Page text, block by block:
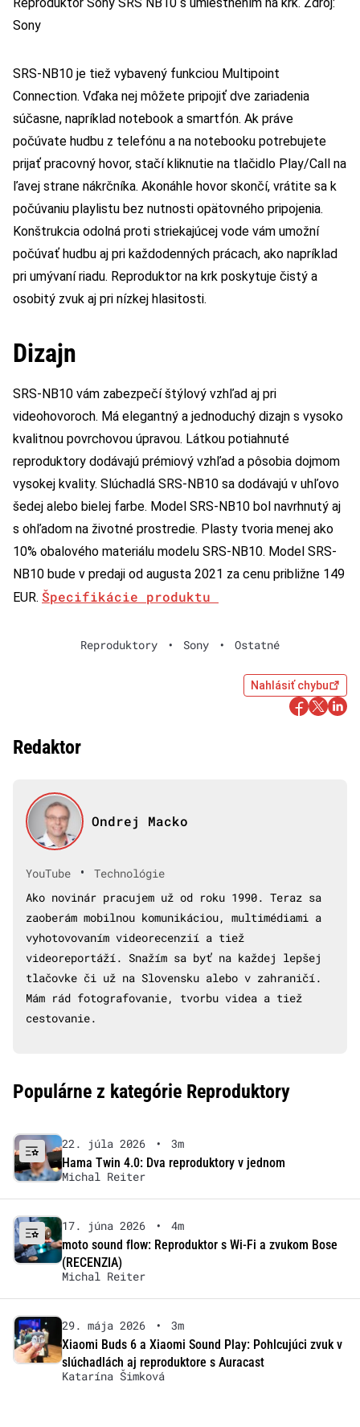
Reproduktor Sony SRS NB10 s umiestnením na krk. Zdroj:
Sony
SRS-NB10 je tiež vybavený funkciou Multipoint
Connection. Vďaka nej môžete pripojiť dve zariadenia
súčasne, napríklad notebook a smartfón. Ak práve
počúvate hudbu z telefónu a na notebooku potrebujete
prijať pracovný hovor, stačí kliknutie na tlačidlo Play/Call na
ľavej strane nákrčníka. Akonáhle hovor skončí, vrátite sa k
počúvaniu playlistu bez nutnosti opätovného pripojenia.
Konštrukcia odolná proti striekajúcej vode vám umožní
počúvať hudbu aj pri každodenných prácach, ako napríklad
pri umývaní riadu. Reproduktor na krk poskytuje čistý a
osobitý zvuk aj pri nízkej hlasitosti.
Dizajn
SRS-NB10 vám zabezpečí štýlový vzhľad aj pri
videohovoroch. Má elegantný a jednoduchý dizajn s vysoko
kvalitnou povrchovou úpravou. Látkou potiahnuté
reproduktory dodávajú prémiový vzhľad a pôsobia dojmom
vysokej kvality. Slúchadlá SRS-NB10 sa dodávajú v uhľovo
šedej alebo bielej farbe. Model SRS-NB10 bol navrhnutý aj
s ohľadom na životné prostredie. Plasty tvoria menej ako
10% obalového materiálu modelu SRS-NB10. Model SRS-
NB10 bude v predaji od augusta 2021 za cenu približne 149
EUR. Špecifikácie produktu
Reproduktory • Sony • Ostatné
Nahlásiť chybu
Redaktor
Ondrej Macko
YouTube •
Technológie
Ako novinár pracujem už od roku 1990. Teraz sa
zaoberám mobilnou komunikáciou, multimédiami a
vyhotovovaním videorecenzií a tiež
videoreportáží. Snažím sa byť na každej lepšej
tlačovke či už na Slovensku alebo v zahraničí.
Mám rád fotografovanie, tvorbu videa a tiež
cestovanie.
Populárne z kategórie Reproduktory
22. júla 2026 •
3m
Hama Twin 4.0: Dva reproduktory v jednom
Michal Reiter
17. júna 2026 •
4m
moto sound flow: Reproduktor s Wi-Fi a zvukom Bose
(RECENZIA)
Michal Reiter
29. mája 2026 •
3m
Xiaomi Buds 6 a Xiaomi Sound Play: Pohlcujúci zvuk v
slúchadlách aj reproduktore s Auracast
Katarína Šimková